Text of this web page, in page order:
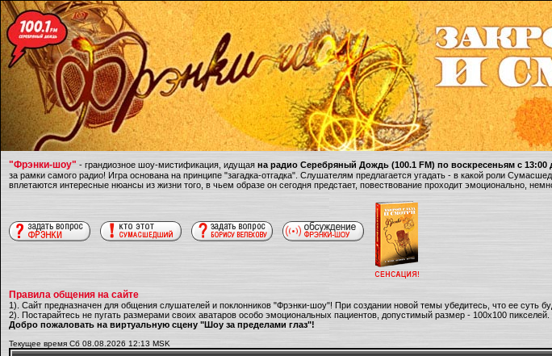
"Фрэнки-шоу" - грандиозное шоу-мистификация, идущая на радио Серебряный Дождь (100.1 FM) по воскресеньям с 13:00
за рамки самого радио! Игра основана на принципе "загадка-отгадка". Слушателям предлагается угадать - в какой роли
вплетаются интересные нюансы из жизни того, в чьем образе он сегодня предстает, повествование проходит эмоционально,
Правила общения на сайте
1). Сайт предназначен для общения слушателей и поклонников "Фрэнки-шоу"! При создании новой темы убедитесь, что ее
2). Постарайтесь не пугать размерами своих аватаров особо эмоциональных пациентов, допустимый размер - 100х100 пикселей.
Добро пожаловать на виртуальную сцену "Шоу за пределами глаз"!
Текущее время Сб 08.08.2026 12:13 MSK